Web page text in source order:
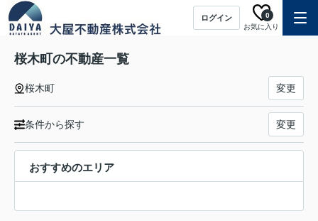
ログイン
お気に入り
0
桜木町の不動産一覧
桜木町 変更
条件から探す 変更
おすすめのエリア